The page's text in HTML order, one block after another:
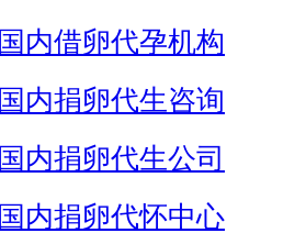
国内借卵代孕机构
国内捐卵代生咨询
国内捐卵代生公司
国内捐卵代怀中心